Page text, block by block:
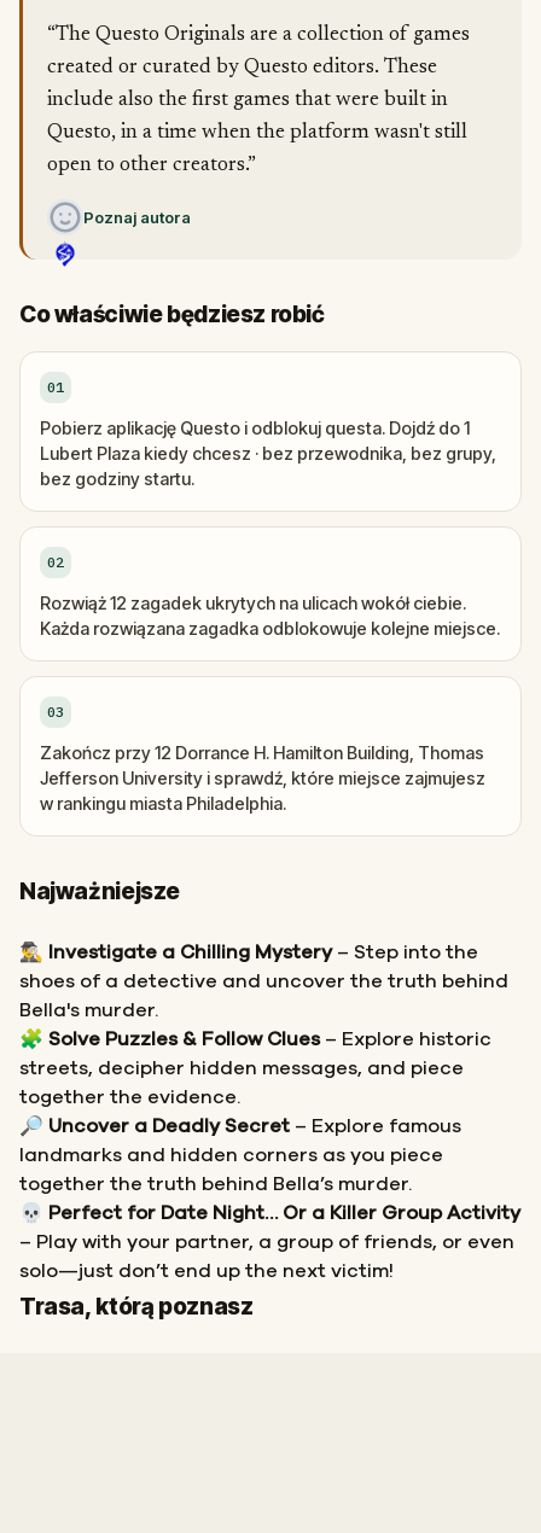
“The Questo Originals are a collection of games
created or curated by Questo editors. These
include also the first games that were built in
Questo, in a time when the platform wasn't still
open to other creators.”
Poznaj autora
Co właściwie będziesz robić
01
Pobierz aplikację Questo i odblokuj questa. Dojdź do 1
Lubert Plaza kiedy chcesz · bez przewodnika, bez grupy,
bez godziny startu.
02
Rozwiąż 12 zagadek ukrytych na ulicach wokół ciebie.
Każda rozwiązana zagadka odblokowuje kolejne miejsce.
03
Zakończ przy 12 Dorrance H. Hamilton Building, Thomas
Jefferson University i sprawdź, które miejsce zajmujesz
w rankingu miasta Philadelphia.
Najważniejsze
🕵️‍♂️ Investigate a Chilling Mystery– Step into the
shoes of a detective and uncover the truth behind
Bella's murder.
🧩 Solve Puzzles & Follow Clues– Explore historic
streets, decipher hidden messages, and piece
together the evidence.
🔎 Uncover a Deadly Secret – Explore famous
landmarks and hidden corners as you piece
together the truth behind Bella’s murder.
💀
Perfect for Date Night… Or a Killer Group Activity
– Play with your partner, a group of friends, or even
solo—just don’t end up the next victim!
Trasa, którą poznasz
Start
Meta